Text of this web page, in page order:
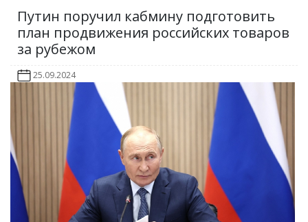
Путин поручил кабмину подготовить
план продвижения российских товаров
за рубежом
25.09.2024